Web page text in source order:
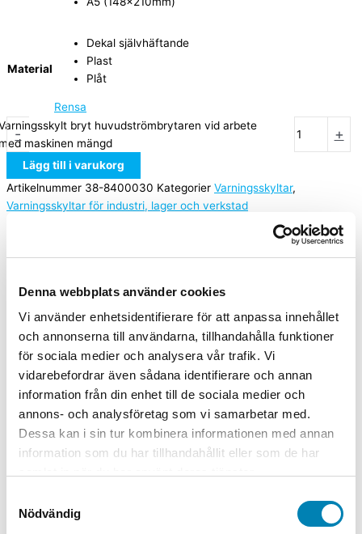
Denna webbplats använder cookies
Vi använder enhetsidentifierare för att anpassa innehållet
och annonserna till användarna, tillhandahålla funktioner
för sociala medier och analysera vår trafik. Vi
vidarebefordrar även sådana identifierare och annan
information från din enhet till de sociala medier och
annons- och analysföretag som vi samarbetar med.
Dessa kan i sin tur kombinera informationen med annan
information som du har tillhandahållit eller som de har
Nödvändig
Material
Dekal självhäftande
Plast
Plåt
Rensa
-
bryt huvudströmbrytaren vid arbete
maskinen mängd
+
Lägg till i varukorg
Artikelnummer 38-8400030 Kategorier Varningsskyltar,
Varningsskyltar för industri, lager och verkstad
A2 (420x594mm), A3 (297x420mm), A4 (210x297mm),
A5 (148x210mm)
Material Dekal självhäftande, Plast, Plåt
Relaterade produkter
Varningsskyltar
Golvskylt A-skylt Arbete pågår
595,00 kr476,00 kr ink. momsex. moms
Lägg till i
Arbetsmiljöskyltar